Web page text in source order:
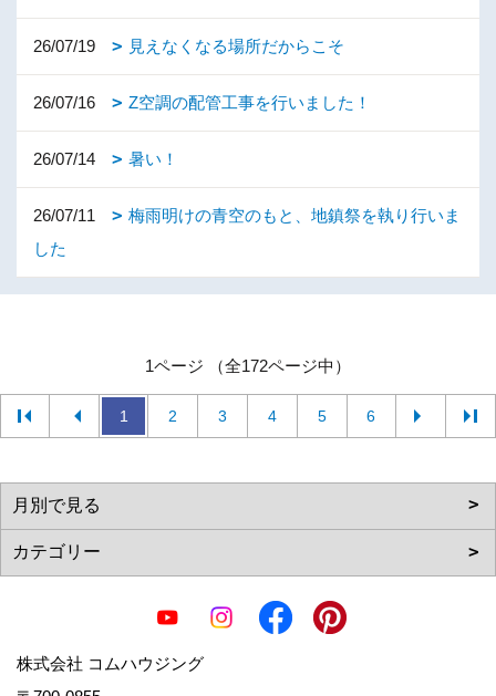
26/07/19 見えなくなる場所だからこそ
26/07/16 Z空調の配管工事を行いました！
26/07/14 暑い！
26/07/11
梅雨明けの青空のもと、地鎮祭を執り行いま
した
1ページ （全172ページ中）
1 2 3 4 5 6
株式会社 コムハウジング